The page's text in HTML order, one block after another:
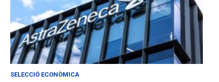
SELECCIÓ ECONÒMICA